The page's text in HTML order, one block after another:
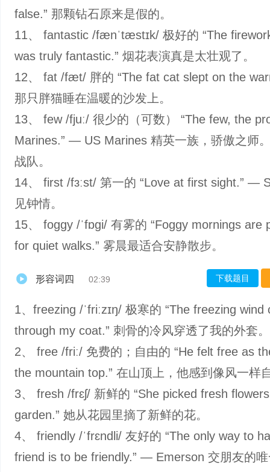
false.” 那颗钻石原来是假的。
11、 fantastic /fænˈtæstɪk/ 极好的 “The
was truly fantastic.” 烟花表演真是太壮观了。
12、 fat /fæt/ 胖的 “The fat cat slept on the
那只胖猫睡在温暖的沙发上。
13、 few /fjuː/ 很少的（可数） “The few, the
Marines.” — US Marines 精英一族，骄傲之师
战队。
14、 first /fɜːst/ 第一的 “Love at first sight.” —
见钟情。
15、 foggy /ˈfɒɡi/ 有雾的 “Foggy mornings are
for quiet walks.” 雾晨最适合安静散步。
形容词四 02:39 下载题目
1、freezing /ˈfriːzɪŋ/ 极寒的 “The freezing wind
through my coat.” 刺骨的冷风穿透了我的外套。
2、 free /friː/ 免费的；自由的 “He felt free as
the mountain top.” 在山顶上，他感到像风一样
3、 fresh /frɛʃ/ 新鲜的 “She picked fresh
garden.” 她从花园里摘了新鲜的花。
4、 friendly /ˈfrɛndli/ 友好的 “The only way to
friend is to be friendly.” — Emerson 交朋友的